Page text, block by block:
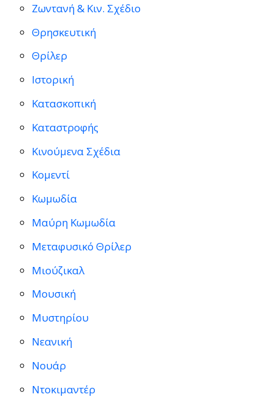
Ζωντανή & Κιν. Σχέδιο
Θρησκευτική
Θρίλερ
Ιστορική
Κατασκοπική
Καταστροφής
Κινούμενα Σχέδια
Κομεντί
Κωμωδία
Μαύρη Κωμωδία
Μεταφυσικό Θρίλερ
Μιούζικαλ
Μουσική
Μυστηρίου
Νεανική
Νουάρ
Ντοκιμαντέρ